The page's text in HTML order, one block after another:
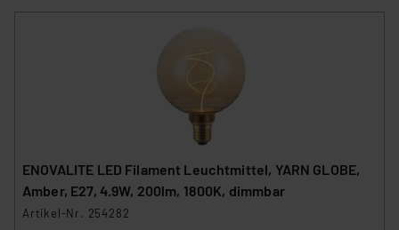
ENOVALITE LED Filament Leuchtmittel, YARN GLOBE,
Amber, E27, 4.9W, 200lm, 1800K, dimmbar
Artikel-Nr. 254282